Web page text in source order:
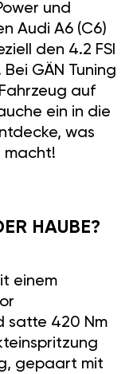
und
Audi A6 (C6)
den 4.2 FSI
GÄN Tuning
auf
ein in die
was
macht!
HAUBE?
einem
satte 420 Nm
gepaart mit